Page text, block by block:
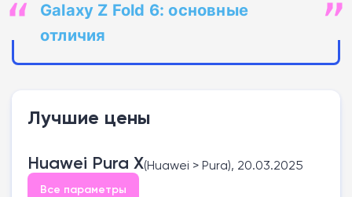
Galaxy Z Fold 6: основные
отличия
Лучшие цены
Huawei Pura X(Huawei > Pura), 20.03.2025
Все параметры